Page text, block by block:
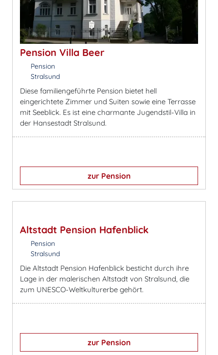
Pension Villa Beer
Pension
Stralsund
Diese familiengeführte Pension bietet hell
eingerichtete Zimmer und Suiten sowie eine Terrasse
mit Seeblick. Es ist eine charmante Jugendstil-Villa in
der Hansestadt Stralsund.
zur Pension
Altstadt Pension Hafenblick
Pension
Stralsund
Die Altstadt Pension Hafenblick besticht durch ihre
Lage in der malerischen Altstadt von Stralsund, die
zum UNESCO-Weltkulturerbe gehört.
zur Pension